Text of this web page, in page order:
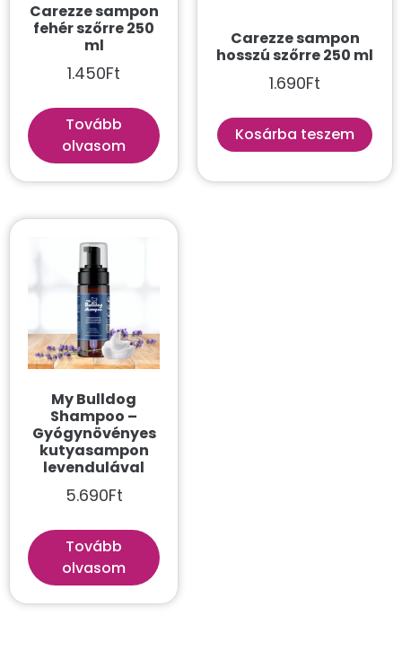
Carezze sampon
fehér szőrre 250
ml
1.450Ft
Tovább
olvasom
Carezze sampon
hosszú szőrre 250 ml
1.690Ft
Kosárba teszem
My Bulldog
Shampoo –
Gyógynövényes
kutyasampon
levendulával
5.690Ft
Tovább
olvasom